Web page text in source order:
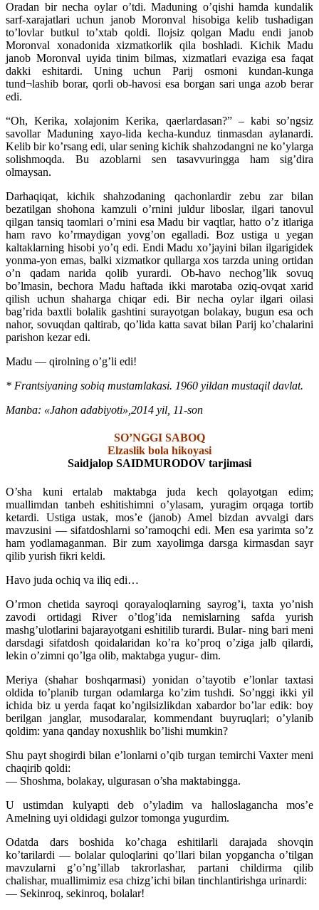
Oradan bir necha oylar o’tdi. Maduning o’qishi hamda kundalik
sarf-xarajatlari uchun janob Moronval hisobiga kelib tushadigan
to’lovlar butkul to’xtab qoldi. Ilojsiz qolgan Madu endi janob
Moronval xonadonida xizmatkorlik qila boshladi. Kichik Madu
janob Moronval uyida tinim bilmas, xizmatlari evaziga esa faqat
dakki eshitardi. Uning uchun Parij osmoni kundan-kunga
tund¬lashib borar, qorli ob-havosi esa borgan sari unga azob berar
edi.
“Oh, Kerika, xolajonim Kerika, qaerlardasan?” – kabi so’ngsiz
savollar Maduning xayo-lida kecha-kunduz tinmasdan aylanardi.
Kelib bir ko’rsang edi, ular sening kichik shahzodangni ne ko’ylarga
solishmoqda. Bu azoblarni sen tasavvuringga ham sig’dira
olmaysan.
Darhaqiqat, kichik shahzodaning qachonlardir zebu zar bilan
bezatilgan shohona kamzuli o’rnini juldur liboslar, ilgari tanovul
qilgan tansiq taomlari o’rnini esa Madu bir vaqtlar, hatto o’z itlariga
ham ravo ko’rmaydigan yovg’on egalladi. Boz ustiga u yegan
kaltaklarning hisobi yo’q edi. Endi Madu xo’jayini bilan ilgarigidek
yonma-yon emas, balki xizmatkor qullarga xos tarzda uning ortidan
o’n qadam narida qolib yurardi. Ob-havo nechog’lik sovuq
bo’lmasin, bechora Madu haftada ikki marotaba oziq-ovqat xarid
qilish uchun shaharga chiqar edi. Bir necha oylar ilgari oilasi
bag’rida baxtli bolalik gashtini surayotgan bolakay, bugun esa och
nahor, sovuqdan qaltirab, qo’lida katta savat bilan Parij ko’chalarini
parishon kezar edi.
Madu — qirolning o’g’li edi!
* Frantsiyaning sobiq mustamlakasi. 1960 yildan mustaqil davlat.
Manba: «Jahon adabiyoti»,2014 yil, 11-son
SO’NGGI SABOQ
Elzaslik bola hikoyasi
Saidjalop SAIDMURODOV tarjimasi
O’sha kuni ertalab maktabga juda kech qolayotgan edim;
muallimdan tanbeh eshitishimni o’ylasam, yuragim orqaga tortib
ketardi. Ustiga ustak, mos’e (janob) Amel bizdan avvalgi dars
mavzusini — sifatdoshlarni so’ramoqchi edi. Men esa yarimta so’z
ham yodlamaganman. Bir zum xayolimga darsga kirmasdan sayr
qilib yurish fikri keldi.
Havo juda ochiq va iliq edi…
O’rmon chetida sayroqi qorayaloqlarning sayrog’i, taxta yo’nish
zavodi ortidagi River o’tlog’ida nemislarning safda yurish
mashg’ulotlarini bajarayotgani eshitilib turardi. Bular- ning bari meni
darsdagi sifatdosh qoidalaridan ko’ra ko’proq o’ziga jalb qilardi,
lekin o’zimni qo’lga olib, maktabga yugur- dim.
Meriya (shahar boshqarmasi) yonidan o’tayotib e’lonlar taxtasi
oldida to’planib turgan odamlarga ko’zim tushdi. So’nggi ikki yil
ichida biz u yerda faqat ko’ngilsizlikdan xabardor bo’lar edik: boy
berilgan janglar, musodaralar, kommendant buyruqlari; o’ylanib
qoldim: yana qanday noxushlik bo’lishi mumkin?
Shu payt shogirdi bilan e’lonlarni o’qib turgan temirchi Vaxter meni
chaqirib qoldi:
— Shoshma, bolakay, ulgurasan o’sha maktabingga.
U ustimdan kulyapti deb o’yladim va halloslagancha mos’e
Amelning uyi oldidagi gulzor tomonga yugurdim.
Odatda dars boshida ko’chaga eshitilarli darajada shovqin
ko’tarilardi — bolalar quloqlarini qo’llari bilan yopgancha o’tilgan
mavzularni g’o’ng’illab takrorlashar, partani childirma qilib
chalishar, muallimimiz esa chizg’ichi bilan tinchlantirishga urinardi:
— Sekinroq, sekinroq, bolalar!